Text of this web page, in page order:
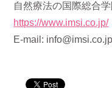
自然療法の国際総合学
https://www.imsi.co.jp/
E-mail: